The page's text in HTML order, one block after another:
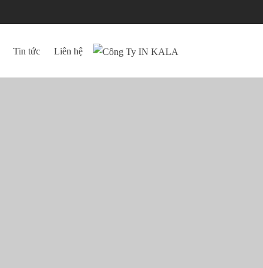
Tin tức Liên hệ